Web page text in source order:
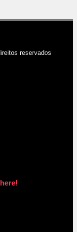
reservados